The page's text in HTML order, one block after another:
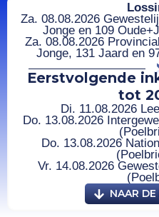
Za. 08.08.2026
Jonge en 109
Za. 08.08.2026
Jonge, 131 Jaard en
Eerstvolgende
tot
Di. 11.08.2026
Do. 13.08.2026
Do. 13.08.2026
Vr. 14.08.2026
NAAR DE